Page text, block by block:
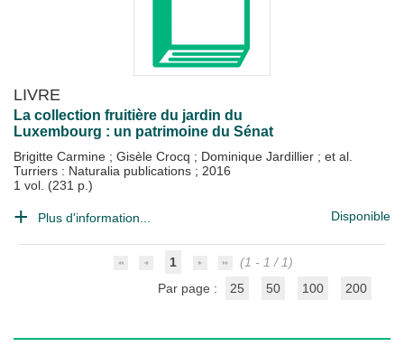
LIVRE
La collection fruitière du jardin du
Luxembourg : un patrimoine du Sénat
Brigitte Carmine ; Gisèle Crocq ; Dominique Jardillier ; et al.
Turriers : Naturalia publications ; 2016
1 vol. (231 p.)
Plus d'information... Disponible
1
(1 - 1 / 1)
Par page :
25 50 100 200